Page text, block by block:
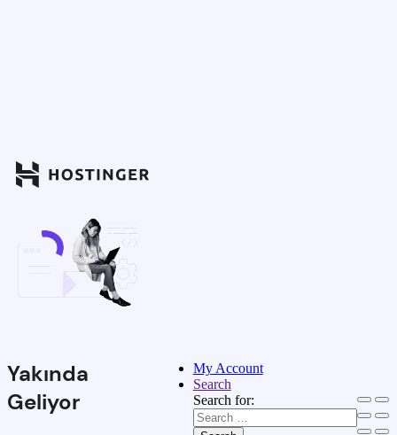
Yakında
Geliyor
My Account
Search
Search for: